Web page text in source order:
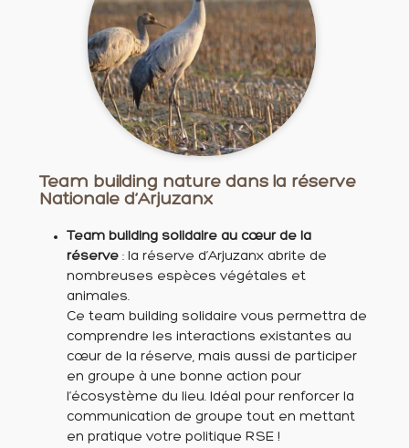
Team building nature dans la réserve
Nationale d’Arjuzanx
Team building solidaire au cœur de la
réserve : la réserve d’Arjuzanx abrite de
nombreuses espèces végétales et
animales.
Ce team building solidaire vous permettra de
comprendre les interactions existantes au
cœur de la réserve, mais aussi de participer
en groupe à une bonne action pour
l’écosystème du lieu. Idéal pour renforcer la
communication de groupe tout en mettant
en pratique votre politique RSE !